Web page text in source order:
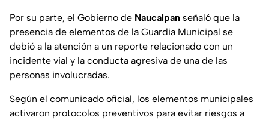
Por su parte, el Gobierno de Naucalpan señaló que la
presencia de elementos de la Guardia Municipal se
debió a la atención a un reporte relacionado con un
incidente vial y la conducta agresiva de una de las
personas involucradas.
Según el comunicado oficial, los elementos municipales
activaron protocolos preventivos para evitar riesgos a